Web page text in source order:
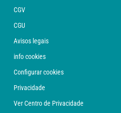
CGV
CGU
Avisos legais
info cookies
Configurar cookies
Privacidade
Ver Centro de Privacidade